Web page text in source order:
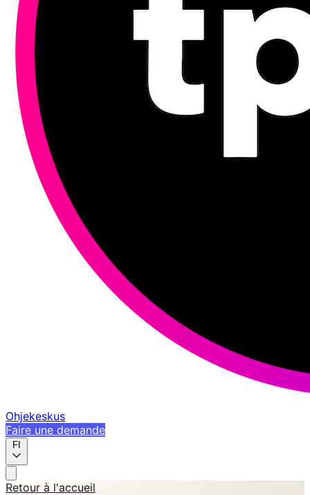
Ohjekeskus
Faire une demande
FI
Retour à l'accueil